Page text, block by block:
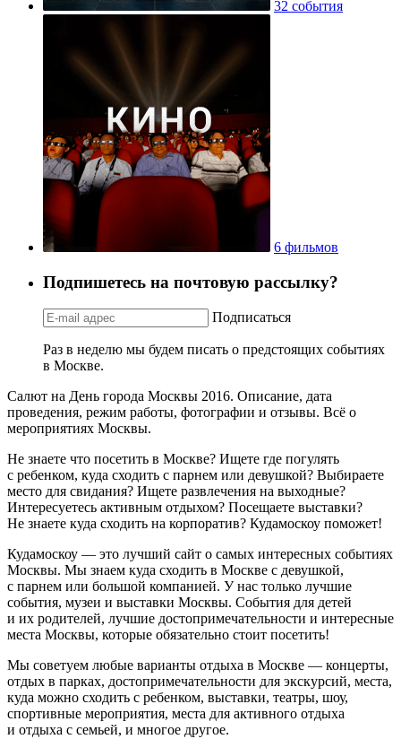
32 события
6 фильмов
Подпишетесь на почтовую рассылку?
Подписаться
Раз в неделю мы будем писать о предстоящих событиях
в Москве.
Салют на День города Москвы 2016. Описание, дата
проведения, режим работы, фотографии и отзывы. Всё о
мероприятиях Москвы.
Не знаете что посетить в Москве? Ищете где погулять
с ребенком, куда сходить с парнем или девушкой? Выбираете
место для свидания? Ищете развлечения на выходные?
Интересуетесь активным отдыхом? Посещаете выставки?
Не знаете куда сходить на корпоратив? Кудамоскоу поможет!
Кудамоскоу — это лучший сайт о самых интересных событиях
Москвы. Мы знаем куда сходить в Москве с девушкой,
с парнем или большой компанией. У нас только лучшие
события, музеи и выставки Москвы. События для детей
и их родителей, лучшие достопримечательности и интересные
места Москвы, которые обязательно стоит посетить!
Мы советуем любые варианты отдыха в Москве — концерты,
отдых в парках, достопримечательности для экскурсий, места,
куда можно сходить с ребенком, выставки, театры, шоу,
спортивные мероприятия, места для активного отдыха
и отдыха с семьей, и многое другое.